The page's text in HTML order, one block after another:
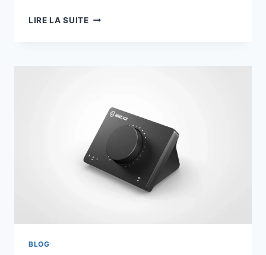
LIRE LA SUITERØDECASTER
POUR
LES
STREAMERS
EN
2026
BLOG